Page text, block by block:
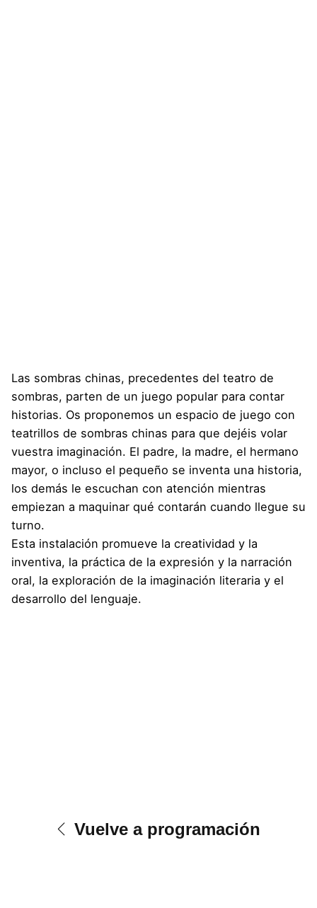
Las sombras chinas, precedentes del teatro de
sombras, parten de un juego popular para contar
historias. Os proponemos un espacio de juego con
teatrillos de sombras chinas para que dejéis volar
vuestra imaginación. El padre, la madre, el hermano
mayor, o incluso el pequeño se inventa una historia,
los demás le escuchan con atención mientras
empiezan a maquinar qué contarán cuando llegue su
turno.
Esta instalación promueve la creatividad y la
inventiva, la práctica de la expresión y la narración
oral, la exploración de la imaginación literaria y el
desarrollo del lenguaje.
Vuelve a programación